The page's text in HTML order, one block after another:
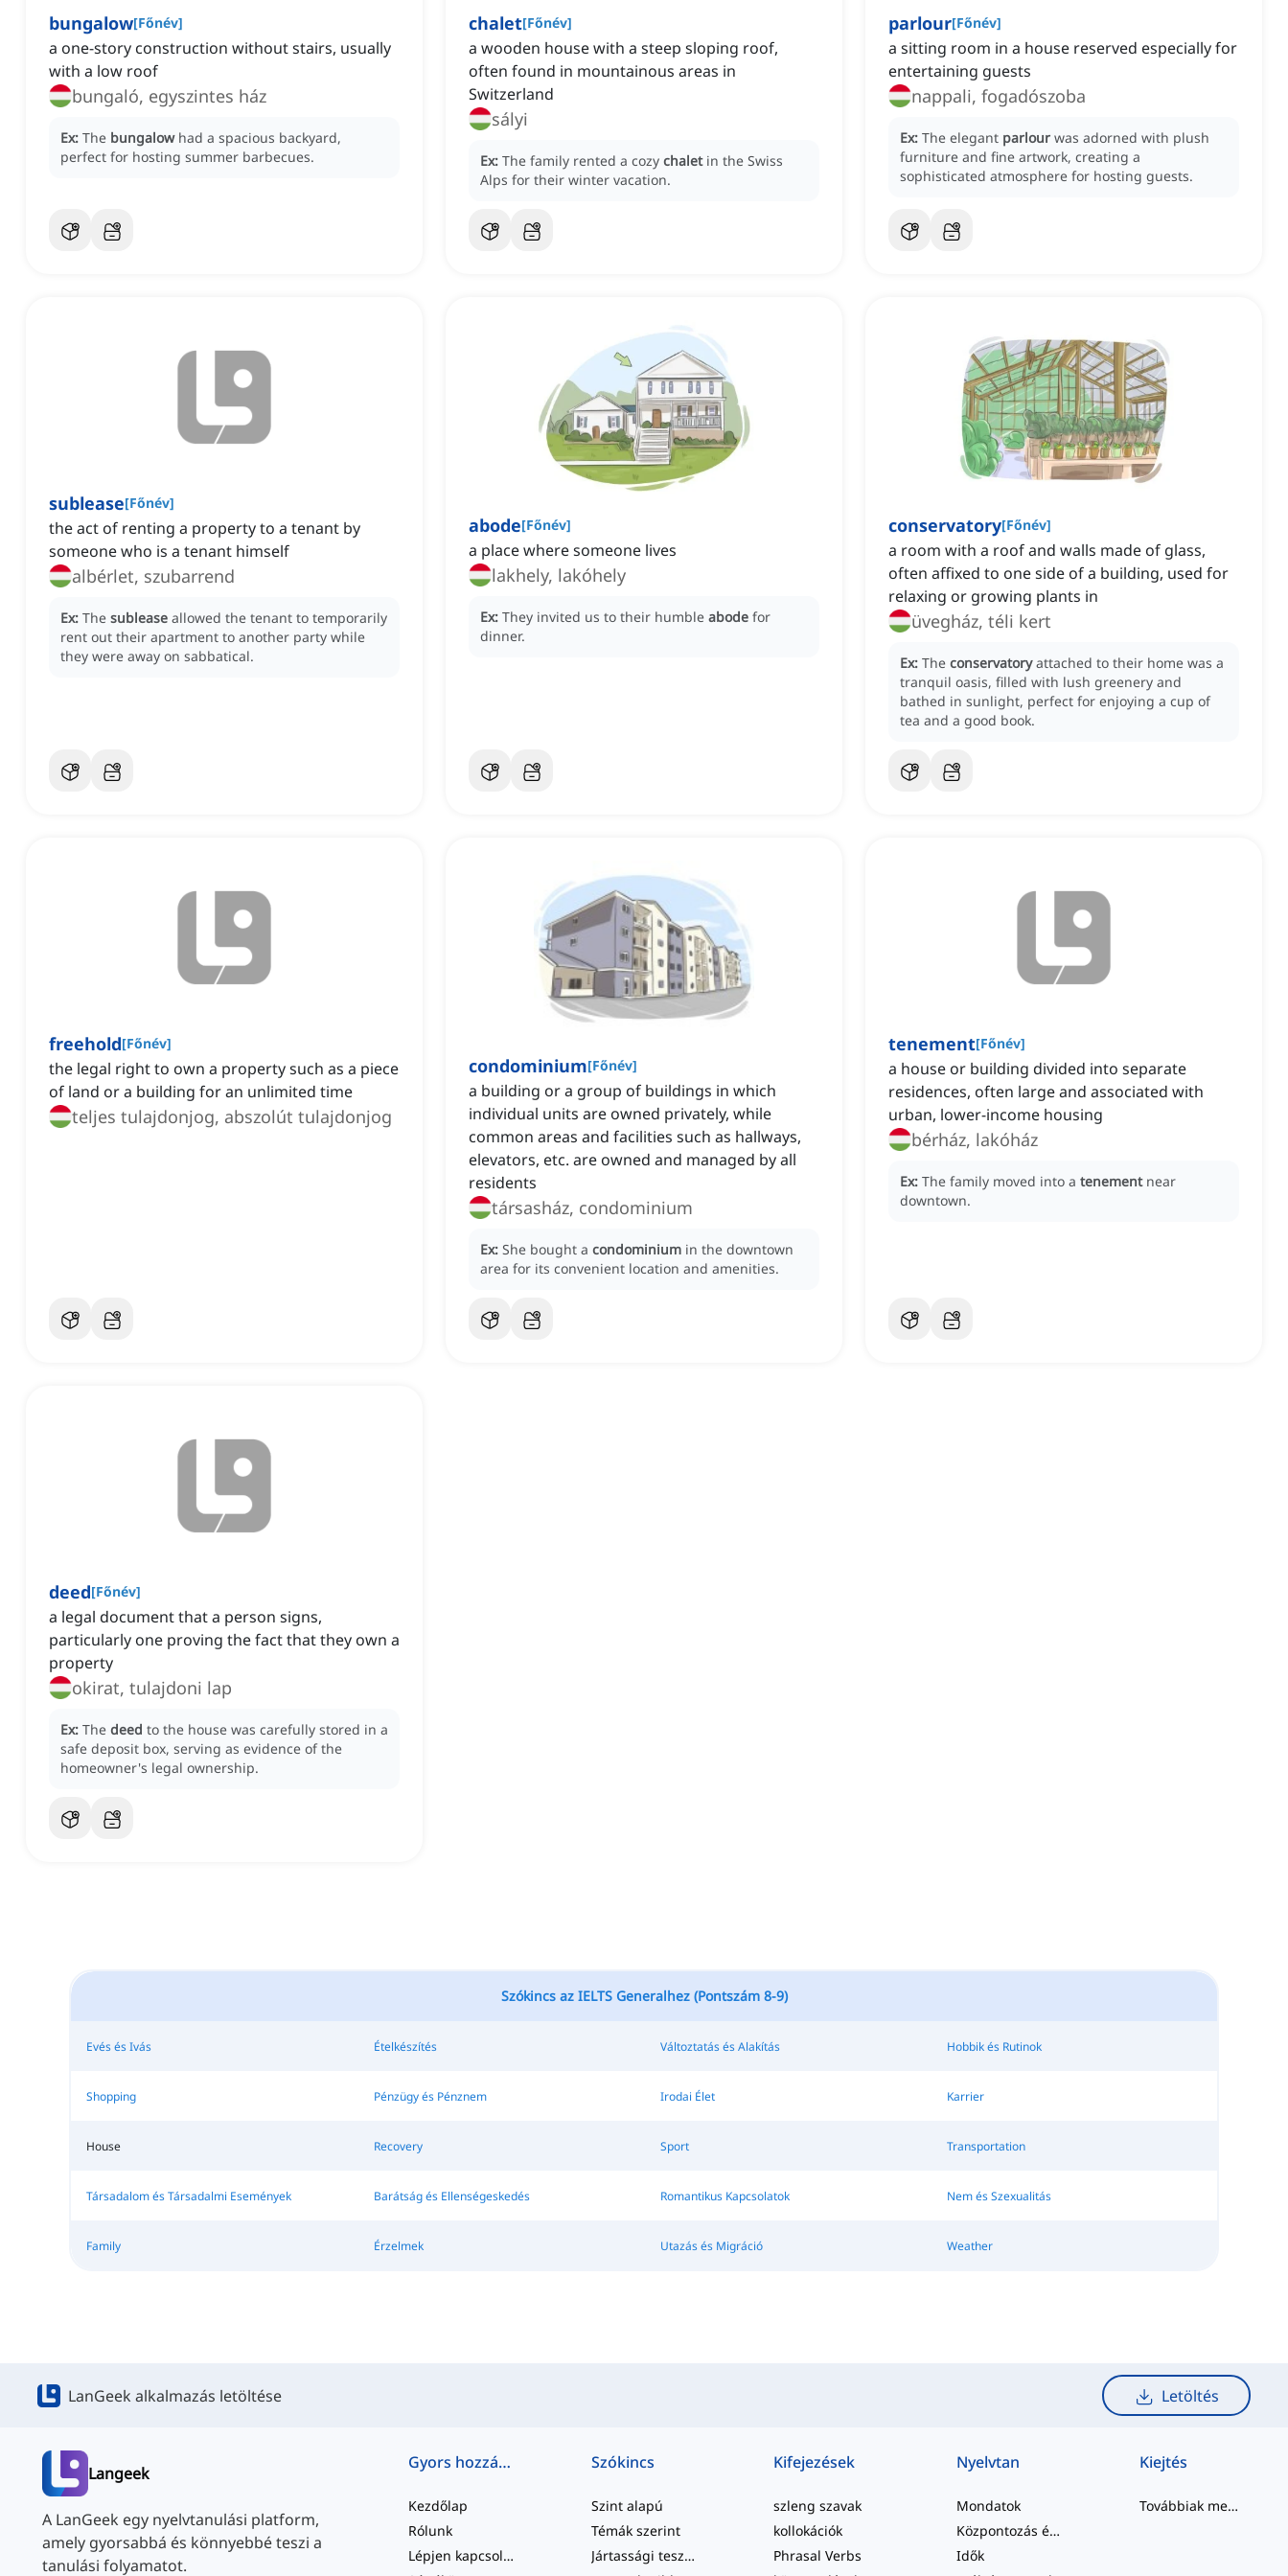
bungalow[Főnév]
a one-story construction without stairs, usually
with a low roof
bungaló, egyszintes ház
Ex: The bungalow had a spacious backyard,
perfect for hosting summer barbecues.
chalet[Főnév]
a wooden house with a steep sloping roof,
often found in mountainous areas in
Switzerland
sályi
Ex: The family rented a cozy chalet in the Swiss
Alps for their winter vacation.
parlour[Főnév]
a sitting room in a house reserved especially for
entertaining guests
nappali, fogadószoba
Ex: The elegant parlour was adorned with plush
furniture and fine artwork, creating a
sophisticated atmosphere for hosting guests.
sublease[Főnév]
the act of renting a property to a tenant by
someone who is a tenant himself
albérlet, szubarrend
Ex: The sublease allowed the tenant to temporarily
rent out their apartment to another party while
they were away on sabbatical.
abode[Főnév]
a place where someone lives
lakhely, lakóhely
Ex: They invited us to their humble abode for
dinner.
conservatory[Főnév]
a room with a roof and walls made of glass,
often affixed to one side of a building, used for
relaxing or growing plants in
üvegház, téli kert
Ex: The conservatory attached to their home was a
tranquil oasis, filled with lush greenery and
bathed in sunlight, perfect for enjoying a cup of
tea and a good book.
freehold[Főnév]
the legal right to own a property such as a piece
of land or a building for an unlimited time
teljes tulajdonjog, abszolút tulajdonjog
condominium[Főnév]
a building or a group of buildings in which
individual units are owned privately, while
common areas and facilities such as hallways,
elevators, etc. are owned and managed by all
residents
társasház, condominium
Ex: She bought a condominium in the downtown
area for its convenient location and amenities.
tenement[Főnév]
a house or building divided into separate
residences, often large and associated with
urban, lower-income housing
bérház, lakóház
Ex: The family moved into a tenement near
downtown.
deed[Főnév]
a legal document that a person signs,
particularly one proving the fact that they own a
property
okirat, tulajdoni lap
Ex: The deed to the house was carefully stored in a
safe deposit box, serving as evidence of the
homeowner's legal ownership.
Szókincs az IELTS Generalhez (Pontszám 8-9)
Evés és Ivás Ételkészítés Változtatás és Alakítás Hobbik és Rutinok
Shopping Pénzügy és Pénznem Irodai Élet Karrier
House Recovery Sport Transportation
Társadalom és Társadalmi Események Barátság és Ellenségeskedés Romantikus Kapcsolatok Nem és Szexualitás
Family Érzelmek Utazás és Migráció Weather
LanGeek alkalmazás letöltése Letöltés
Langeek
A LanGeek egy nyelvtanulási platform,
amely gyorsabbá és könnyebbé teszi a
tanulási folyamatot.
Gyors hozzáférés
Kezdőlap
Rólunk
Lépjen kapcsolatba velünk
Szókincs
Szint alapú
Témák szerint
Jártassági tesztek
Kifejezések
szleng szavak
kollokációk
Phrasal Verbs
Nyelvtan
Mondatok
Központozás és Helyesírás
Idők
Kiejtés
Továbbiak megtekintése